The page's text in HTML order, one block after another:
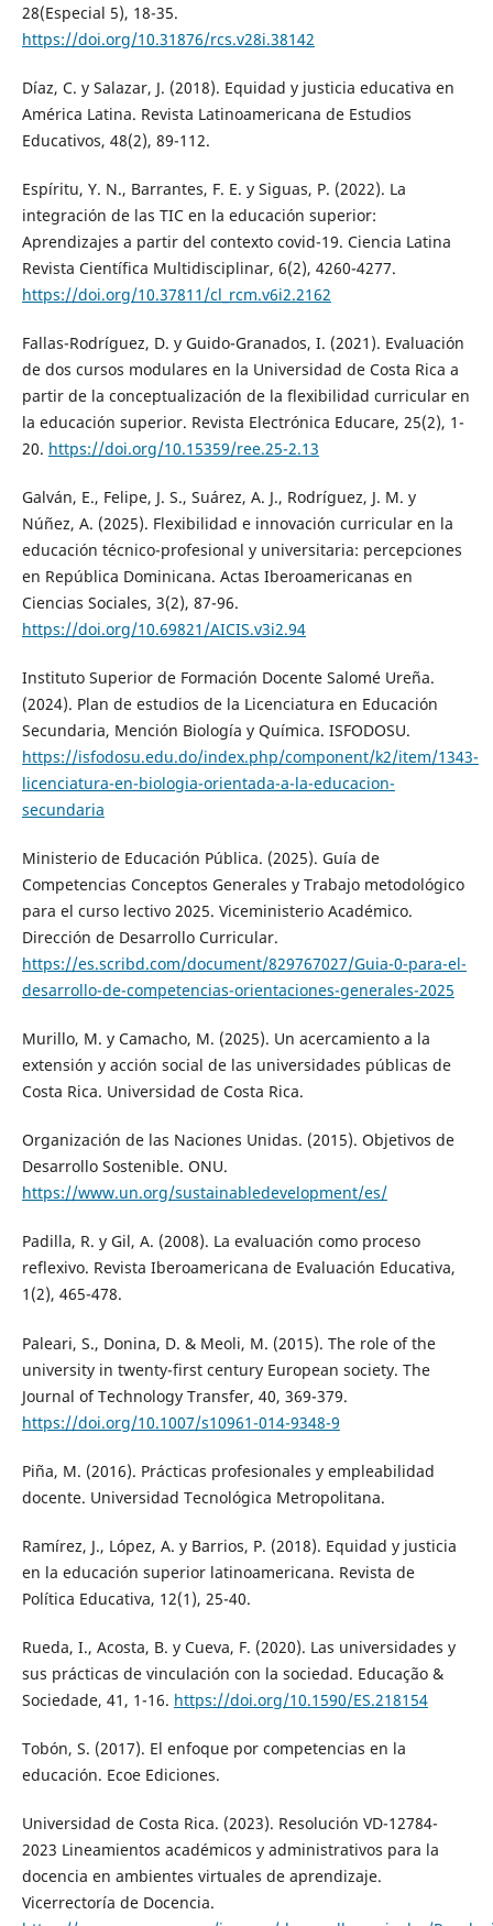
28(Especial 5), 18-35.
https://doi.org/10.31876/rcs.v28i.38142
Díaz, C. y Salazar, J. (2018). Equidad y justicia educativa en
América Latina. Revista Latinoamericana de Estudios
Educativos, 48(2), 89-112.
Espíritu, Y. N., Barrantes, F. E. y Siguas, P. (2022). La
integración de las TIC en la educación superior:
Aprendizajes a partir del contexto covid-19. Ciencia Latina
Revista Científica Multidisciplinar, 6(2), 4260-4277.
https://doi.org/10.37811/cl_rcm.v6i2.2162
Fallas-Rodríguez, D. y Guido-Granados, I. (2021). Evaluación
de dos cursos modulares en la Universidad de Costa Rica a
partir de la conceptualización de la flexibilidad curricular en
la educación superior. Revista Electrónica Educare, 25(2), 1-
20. https://doi.org/10.15359/ree.25-2.13
Galván, E., Felipe, J. S., Suárez, A. J., Rodríguez, J. M. y
Núñez, A. (2025). Flexibilidad e innovación curricular en la
educación técnico-profesional y universitaria: percepciones
en República Dominicana. Actas Iberoamericanas en
Ciencias Sociales, 3(2), 87-96.
https://doi.org/10.69821/AICIS.v3i2.94
Instituto Superior de Formación Docente Salomé Ureña.
(2024). Plan de estudios de la Licenciatura en Educación
Secundaria, Mención Biología y Química. ISFODOSU.
https://isfodosu.edu.do/index.php/component/k2/item/1343-
licenciatura-en-biologia-orientada-a-la-educacion-
secundaria
Ministerio de Educación Pública. (2025). Guía de
Competencias Conceptos Generales y Trabajo metodológico
para el curso lectivo 2025. Viceministerio Académico.
Dirección de Desarrollo Curricular.
https://es.scribd.com/document/829767027/Guia-0-para-el-
desarrollo-de-competencias-orientaciones-generales-2025
Murillo, M. y Camacho, M. (2025). Un acercamiento a la
extensión y acción social de las universidades públicas de
Costa Rica. Universidad de Costa Rica.
Organización de las Naciones Unidas. (2015). Objetivos de
Desarrollo Sostenible. ONU.
https://www.un.org/sustainabledevelopment/es/
Padilla, R. y Gil, A. (2008). La evaluación como proceso
reflexivo. Revista Iberoamericana de Evaluación Educativa,
1(2), 465-478.
Paleari, S., Donina, D. & Meoli, M. (2015). The role of the
university in twenty-first century European society. The
Journal of Technology Transfer, 40, 369-379.
https://doi.org/10.1007/s10961-014-9348-9
Piña, M. (2016). Prácticas profesionales y empleabilidad
docente. Universidad Tecnológica Metropolitana.
Ramírez, J., López, A. y Barrios, P. (2018). Equidad y justicia
en la educación superior latinoamericana. Revista de
Política Educativa, 12(1), 25-40.
Rueda, I., Acosta, B. y Cueva, F. (2020). Las universidades y
sus prácticas de vinculación con la sociedad. Educação &
Sociedade, 41, 1-16. https://doi.org/10.1590/ES.218154
Tobón, S. (2017). El enfoque por competencias en la
educación. Ecoe Ediciones.
Universidad de Costa Rica. (2023). Resolución VD-12784-
2023 Lineamientos académicos y administrativos para la
docencia en ambientes virtuales de aprendizaje.
Vicerrectoría de Docencia.